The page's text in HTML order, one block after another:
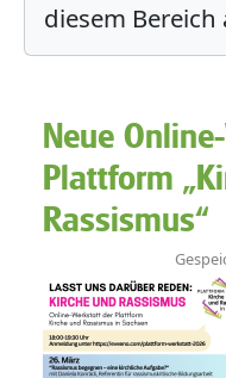
diesem Bereich
Neue
Plattform
Rassismus“